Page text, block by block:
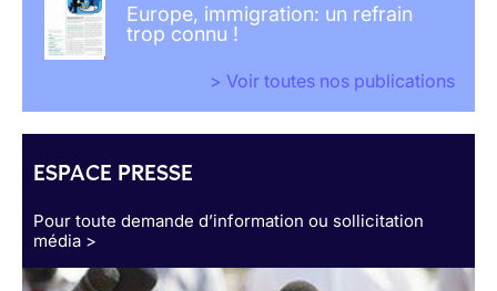
Europe, immigration: un refrain
trop connu !
> Voir toutes nos publications
ESPACE PRESSE
Pour toute demande d’information ou sollicitation
média >